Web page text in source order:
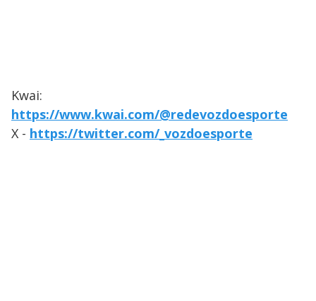
Kwai:
https://www.kwai.com/@redevozdoesporte
X - https://twitter.com/_vozdoesporte